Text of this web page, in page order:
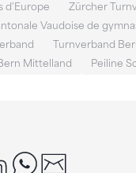
d'Europe
Zürcher
Vaudoise de
Turnverband
Mittelland
Peiline
linkedinwhatsapp